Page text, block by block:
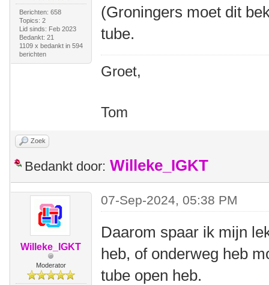
Berichten: 658
Topics: 2
Lid sinds: Feb 2023
Bedankt: 21
1109 x bedankt in 594
berichten
(Groningers moet dit
tube.
Groet,
Tom
Zoek
Bedankt door: Willeke_IGKT
Willeke_IGKT
Moderator
07-Sep-2024, 05:38 PM
Daarom spaar ik mijn
heb, of onderweg heb
tube open heb.